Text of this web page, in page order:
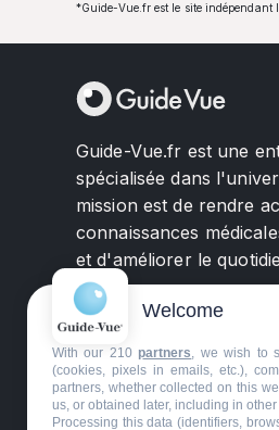
*Guide-Vue.fr est le site indépendant
Guide-Vue.fr est une
spécialisée dans
mission est de rendre
connaissances
et d'améliorer le
©GuideVue2024 Charte
Welcome
With our 210 partners, we wish to
(cookies, pixels in emails, etc.),
partners, whether collected on this
us, or obtained later, including in
Processing this data (identifiers,